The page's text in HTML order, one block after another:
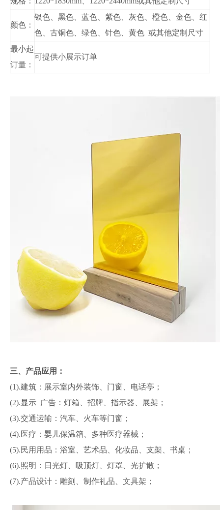
颜色：
银色、黑色、蓝色、紫色、灰色、橙色、金色、红
色、古铜色、绿色、针色、黄色 或其他定制尺寸
最小起
订量：
可提供小展示订单
三、产品应用：
(1).建筑：展示室内外装饰、门窗、电话亭；
(2).显示 广告：灯箱、招牌、指示器、展架；
(3).交通运输：汽车、火车等门窗；
(4).医疗：婴儿保温箱、多种医疗器械；
(5).民用用品：浴室、艺术品、化妆品、支架、书桌；
(6).照明：日光灯、吸顶灯、灯罩、光扩散；
(7).产品设计：雕刻、制作礼品、文具架；